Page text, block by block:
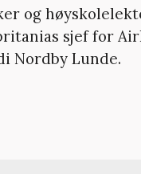
og
sjef for
Nordby Lunde.